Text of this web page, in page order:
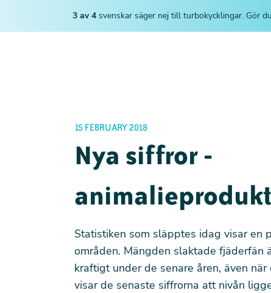
3 av 4 svenskar säger nej till turbokycklingar. Gör
15 FEBRUARY 2018
Nya siffror -
Statistiken som släpptes idag visar en
områden. Mängden slaktade fjäderfän
kraftigt under de senare åren, även
visar de senaste siffrorna att nivån